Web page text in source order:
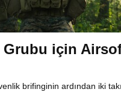
Grubu için
brifinginin ardından iki